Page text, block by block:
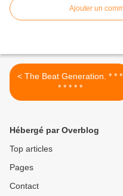
Ajouter un
< The Beat Generation. * * *
* * * * *
Hébergé par Overblog
Top articles
Pages
Contact